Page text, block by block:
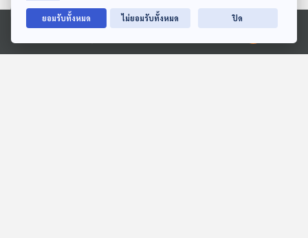
Ⓒ 2020 องค์การกระจายเสียงและแพร่ภาพสาธารณะแห่งประเทศไทย
ตอนที่เกี่ยวข้อง
ยอมรับทั้งหมด ไม่ยอมรับทั้งหมด ปิด